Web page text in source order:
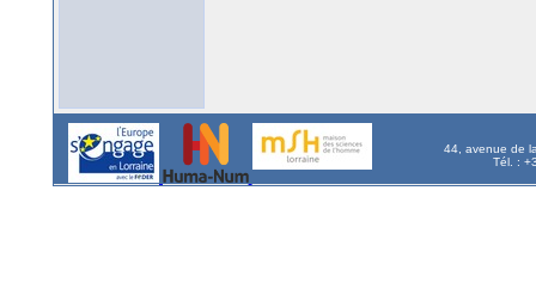
44, avenue de
Tél. :